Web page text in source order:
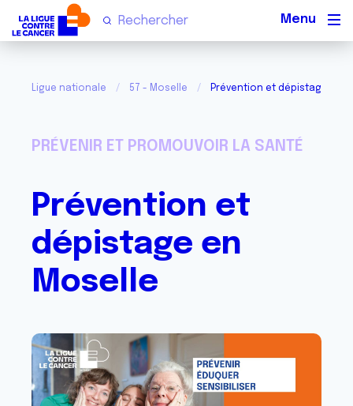
Ligue nationale 57 - Moselle Prévention et dépistage en
PRÉVENIR ET PROMOUVOIR LA SANTÉ
Prévention et
dépistage en
Moselle